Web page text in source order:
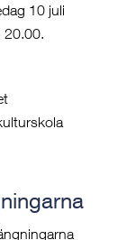
10 juli
20.00.